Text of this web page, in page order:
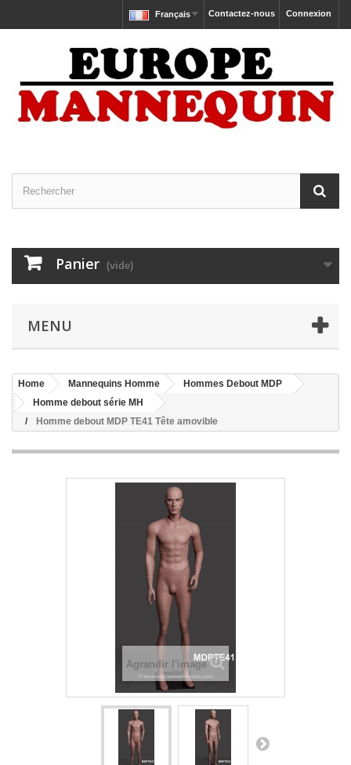
Connexion
Contactez-nous
Français
Panier (vide)
MENU
Home Mannequins Homme
Hommes Debout MDP
Homme debout série MH
Homme debout MDP TE41 Tête amovible
Agrandir l'image